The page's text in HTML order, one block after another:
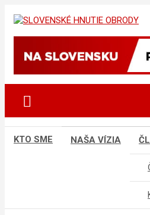
content
SLOVENSKÉ
KTO SME NAŠA VÍZIA